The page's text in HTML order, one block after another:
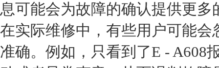
息可能会为故障的确认提供更多
在实际维修中，有些用户可能
准确。例如，只看到了E - A608